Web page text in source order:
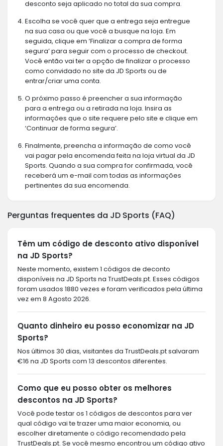
desconto seja aplicado no total da sua compra.
Escolha se você quer que a entrega seja entregue
na sua casa ou que você a busque na loja. Em
seguida, clique em ‘Finalizar a compra de forma
segura’ para seguir com o processo de checkout.
Você então vai ter a opção de finalizar o processo
como convidado no site da JD Sports ou de
entrar/criar uma conta.
O próximo passo é preencher a sua informação
para a entrega ou a retirada na loja. Insira as
informações que o site requere pelo site e clique em
‘Continuar de forma segura’.
Finalmente, preencha a informação de como você
vai pagar pela encomenda feita na loja virtual da JD
Sports. Quando a sua compra for confirmada, você
receberá um e-mail com todas as informações
pertinentes da sua encomenda.
Perguntas frequentes da JD Sports (FAQ)
Têm um código de desconto ativo disponível
na JD Sports?
Neste momento, existem 1 códigos de deconto
disponíveis na JD Sports na TrustDeals.pt. Esses códigos
foram usados 1880 vezes e foram verificados pela última
vez em 8 Agosto 2026.
Quanto dinheiro eu posso economizar na JD
Sports?
Nos últimos 30 dias, visitantes da TrustDeals.pt salvaram
€16 na JD Sports com 13 descontos diferentes.
Como que eu posso obter os melhores
descontos na JD Sports?
Você pode testar os 1 códigos de descontos para ver
qual código vai te trazer uma maior economia, ou
escolher diretamente o código recomendado pela
TrustDeals.pt. Se você mesmo encontrou um código ativo